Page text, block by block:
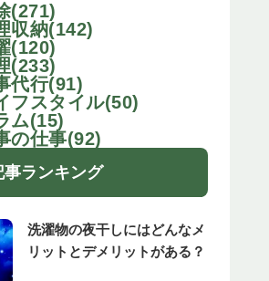
(271)
収納(142)
(120)
(233)
代行(91)
フスタイル(50)
ム(15)
の仕事(92)
事ランキング
洗濯物の夜干しにはどんなメ
リットとデメリットがある？